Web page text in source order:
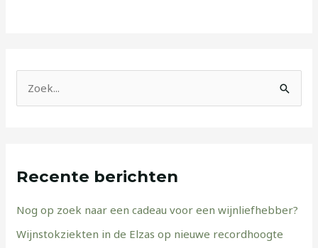
n
a
r
Recente berichten
Nog op zoek naar een cadeau voor een wijnliefhebber?
Wijnstokziekten in de Elzas op nieuwe recordhoogte